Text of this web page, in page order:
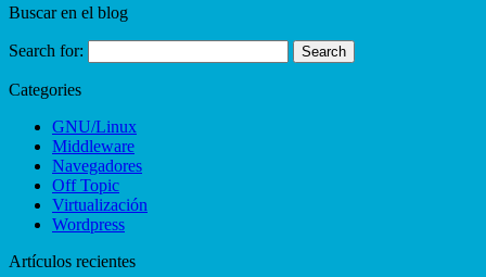
Buscar en el blog
Search for:
Categories
GNU/Linux
Middleware
Navegadores
Off Topic
Virtualización
Wordpress
Artículos recientes